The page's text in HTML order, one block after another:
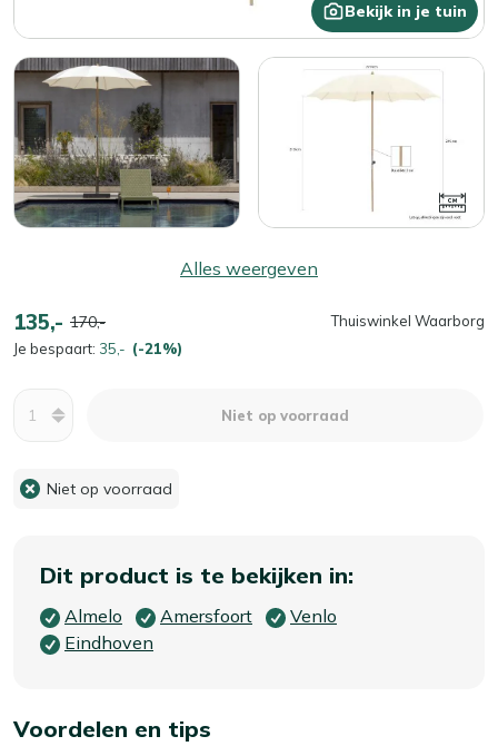
Bekijk in je tuin
Alles weergeven
135,- 170,-
Je bespaart: 35,- (-21%)
Thuiswinkel Waarborg
Niet op voorraad
Niet op voorraad
Dit product is te bekijken in:
Almelo Amersfoort
Venlo
Eindhoven
Voordelen en tips